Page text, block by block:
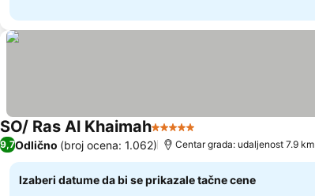
SO/ Ras Al Khaimah5 Zvezdice
9,7Odlično (broj ocena: 1.062) Centar grada: udaljenost 7.9 km
Izaberi datume da bi se prikazale tačne cene